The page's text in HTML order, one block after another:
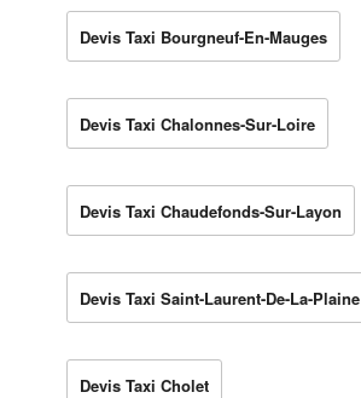
Devis Taxi Bourgneuf-En-Mauges
Devis Taxi Chalonnes-Sur-Loire
Devis Taxi Chaudefonds-Sur-Layon
Devis Taxi Saint-Laurent-De-La-Plaine
Devis Taxi Cholet